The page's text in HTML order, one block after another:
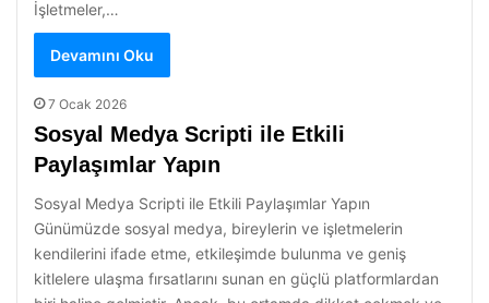
İşletmeler,…
Devamını Oku
7 Ocak 2026
Sosyal Medya Scripti ile Etkili
Paylaşımlar Yapın
Sosyal Medya Scripti ile Etkili Paylaşımlar Yapın
Günümüzde sosyal medya, bireylerin ve işletmelerin
kendilerini ifade etme, etkileşimde bulunma ve geniş
kitlelere ulaşma fırsatlarını sunan en güçlü platformlardan